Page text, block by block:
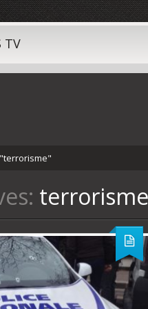
TV
terrorisme